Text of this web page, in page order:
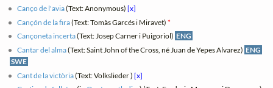
Canço de l'avia(Text: Anonymous)[x]
Cançón de la fira(Text: Tomàs Garcés i Miravet)*
Cançoneta incerta(Text: Josep Carner i Puigoriol) ENG
Cantar del alma(Text: Saint John of the Cross, né Juan de Yepes Alvarez) ENG
SWE
Cant de la victòria(Text: Volkslieder )[x]